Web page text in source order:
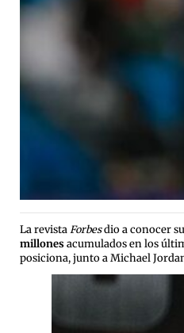
La revista Forbesdio a conocer
millonesacumulados en los
posiciona, junto a Michael